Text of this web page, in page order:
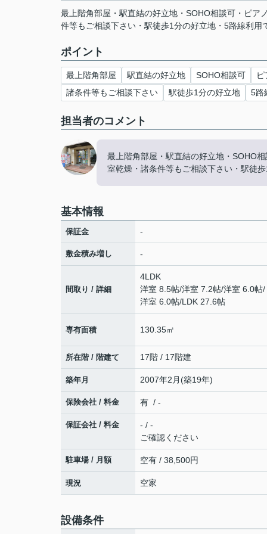
最上階角部屋・駅直結の好立地・SOHO相談可・ピア
件等もご相談下さい・駅徒歩1分の好立地・5路線利用
ポイント
最上階角部屋 駅直結の好立地 SOHO相談可
諸条件等もご相談下さい
駅徒歩1分の好立地 5路
担当者のコメント
最上階角部屋・駅直結の好立地・SOHO
室乾燥・諸条件等もご相談下さい・駅徒
基本情報
保証金 -
敷金積み増し -
間取り / 詳細
4LDK
洋室 8.5帖/洋室 7.2帖/洋室 6.0帖/
洋室 6.0帖/LDK 27.6帖
専有面積 130.35㎡
所在階 / 階建て 17階 / 17階建
築年月 2007年2月(築19年)
保険会社 / 料金 有 / -
保証会社 / 料金
- / -
ご確認ください
駐車場 / 月額 空有 / 38,500円
現況 空家
設備条件